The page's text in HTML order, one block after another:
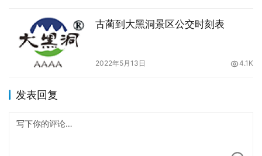
古蔺到大黑洞景区公交时刻表
2022年5月13日 4.1K
发表回复